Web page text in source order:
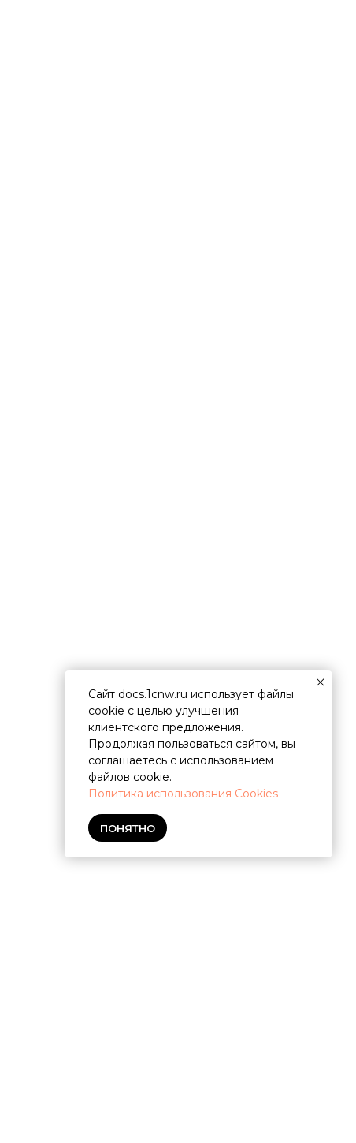
Сайт docs.1cnw.ru использует файлы
cookie с целью улучшения
клиентского предложения.
Продолжая пользоваться сайтом, вы
соглашаетесь с использованием
файлов cookie.
Политика использования Cookies
ПОНЯТНО